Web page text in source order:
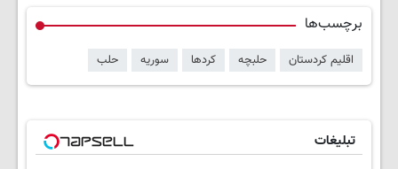
برچسب‌ها
اقلیم کردستان حلبچه کردها سوریه حلب
تبلیغات